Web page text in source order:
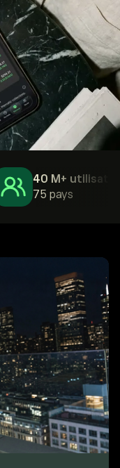
40 M+ utilisateurs
75 pays